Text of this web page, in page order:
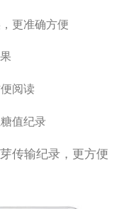
更准确方便
阅读
值纪录
传输纪录，更方便